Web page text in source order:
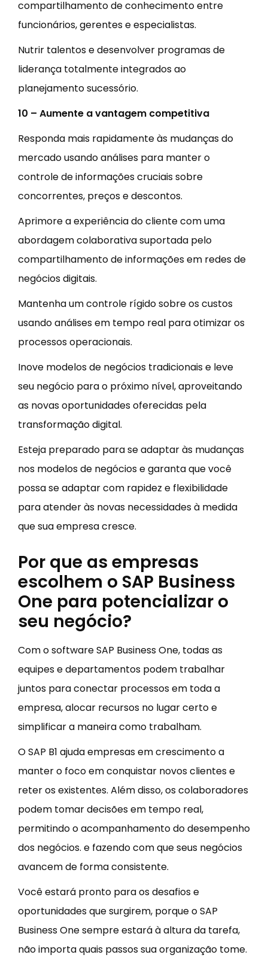
compartilhamento de conhecimento entre
funcionários, gerentes e especialistas.
Nutrir talentos e desenvolver programas de
liderança totalmente integrados ao
planejamento sucessório.
10 – Aumente a vantagem competitiva
Responda mais rapidamente às mudanças do
mercado usando análises para manter o
controle de informações cruciais sobre
concorrentes, preços e descontos.
Aprimore a experiência do cliente com uma
abordagem colaborativa suportada pelo
compartilhamento de informações em redes de
negócios digitais.
Mantenha um controle rígido sobre os custos
usando análises em tempo real para otimizar os
processos operacionais.
Inove modelos de negócios tradicionais e leve
seu negócio para o próximo nível, aproveitando
as novas oportunidades oferecidas pela
transformação digital.
Esteja preparado para se adaptar às mudanças
nos modelos de negócios e garanta que você
possa se adaptar com rapidez e flexibilidade
para atender às novas necessidades à medida
que sua empresa cresce.
Por que as empresas
escolhem o SAP Business
One para potencializar o
seu negócio?
Com o software SAP Business One, todas as
equipes e departamentos podem trabalhar
juntos para conectar processos em toda a
empresa, alocar recursos no lugar certo e
simplificar a maneira como trabalham.
O SAP B1 ajuda empresas em crescimento a
manter o foco em conquistar novos clientes e
reter os existentes. Além disso, os colaboradores
podem tomar decisões em tempo real,
permitindo o acompanhamento do desempenho
dos negócios. e fazendo com que seus negócios
avancem de forma consistente.
Você estará pronto para os desafios e
oportunidades que surgirem, porque o SAP
Business One sempre estará à altura da tarefa,
não importa quais passos sua organização tome.